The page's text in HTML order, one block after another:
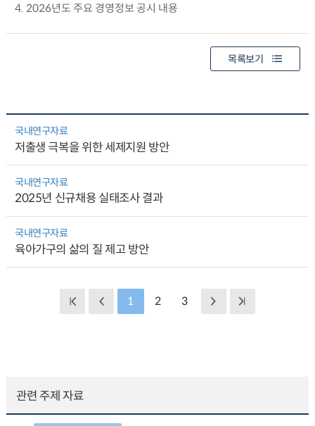
4. 2026년도 주요 경영정보 공시 내용
목록보기
국내연구자료
저출생 극복을 위한 세제지원 방안
국내연구자료
2025년 신규채용 실태조사 결과
국내연구자료
육아가구의 삶의 질 제고 방안
1 2 3
관련 주제 자료